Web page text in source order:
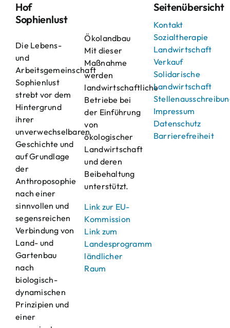
Hof
Sophienlust
Die Lebens-
und
Arbeitsgemeinschaft
Sophienlust
strebt vor dem
Hintergrund
ihrer
unverwechselbaren
Geschichte und
auf Grundlage
der
Anthroposophie
nach einer
sinnvollen und
segensreichen
Verbindung von
Land- und
Gartenbau
nach
biologisch-
dynamischen
Prinzipien und
einer
Ökolandbau
Mit dieser
Maßnahme
werden
landwirtschaftliche
Betriebe bei
der Einführung
von
ökologischer
Landwirtschaft
und deren
Beibehaltung
unterstützt.
Link zur EU-
Kommission
Link zum
Landesprogramm
ländlicher
Raum
Seitenübersicht
Kontakt
Sozialtherapie
Landwirtschaft
Verkauf
Solidarische
Landwirtschaft
Impressum
Datenschutz
Barrierefreiheit